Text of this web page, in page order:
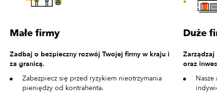
Małe firmy
Zadbaj o bezpieczny rozwój Twojej firmy w kraju i
za granicą.
Zabezpiecz się przed ryzykiem nieotrzymania
pieniędzy od kontrahenta.
Duże
oraz